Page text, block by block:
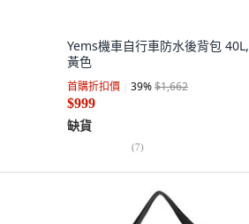
Yems機車自行車防水後背包 40L,
黃色
首購折扣價 39%$1,662
$999
缺貨
(7)